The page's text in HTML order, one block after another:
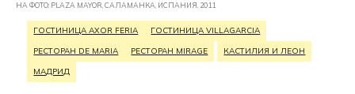
НА ФОТО: PLAZA MAYOR, САЛАМАНКА, ИСПАНИЯ. 2011
ГОСТИНИЦА AXOR FERIA
ГОСТИНИЦА VILLAGARCIA
РЕСТОРАН DE MARIA
РЕСТОРАН MIRAGE
КАСТИЛИЯ И ЛЕОН
МАДРИД